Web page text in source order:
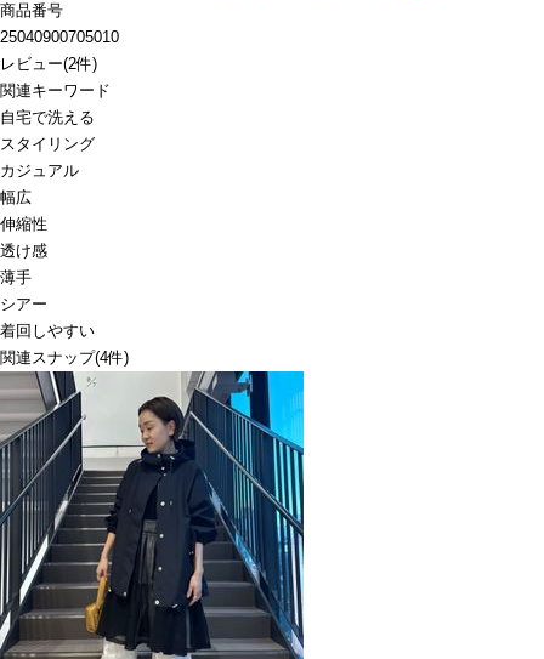
商品番号
25040900705010
レビュー(2件)
関連キーワード
自宅で洗える
スタイリング
カジュアル
幅広
伸縮性
透け感
薄手
シアー
着回しやすい
関連スナップ(4件)